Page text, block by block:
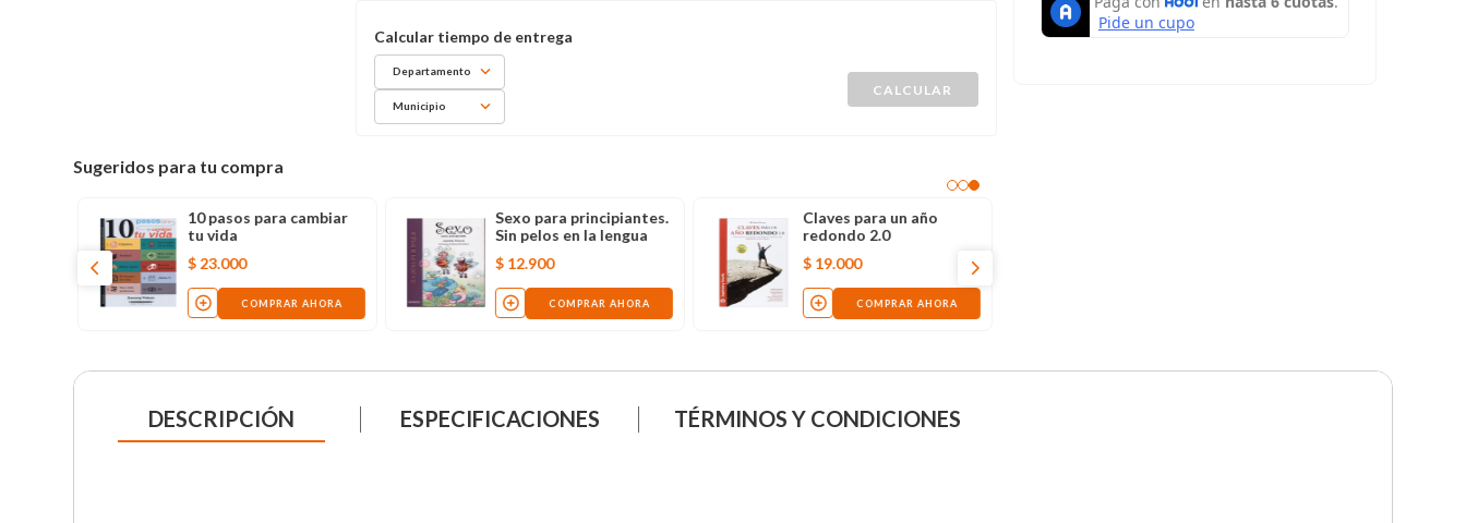
Departamento
Municipio
Sugeridos para tu compra
10 pasos para cambiar
tu vida
$ 23.000
COMPRAR AHORA
Sexo para principiantes.
Sin pelos en la lengua
$ 12.900
COMPRAR AHORA
Claves para un año
redondo 2.0
$ 19.000
COMPRAR AHORA
DESCRIPCIÓN ESPECIFICACIONES TÉRMINOS Y CONDICIONES